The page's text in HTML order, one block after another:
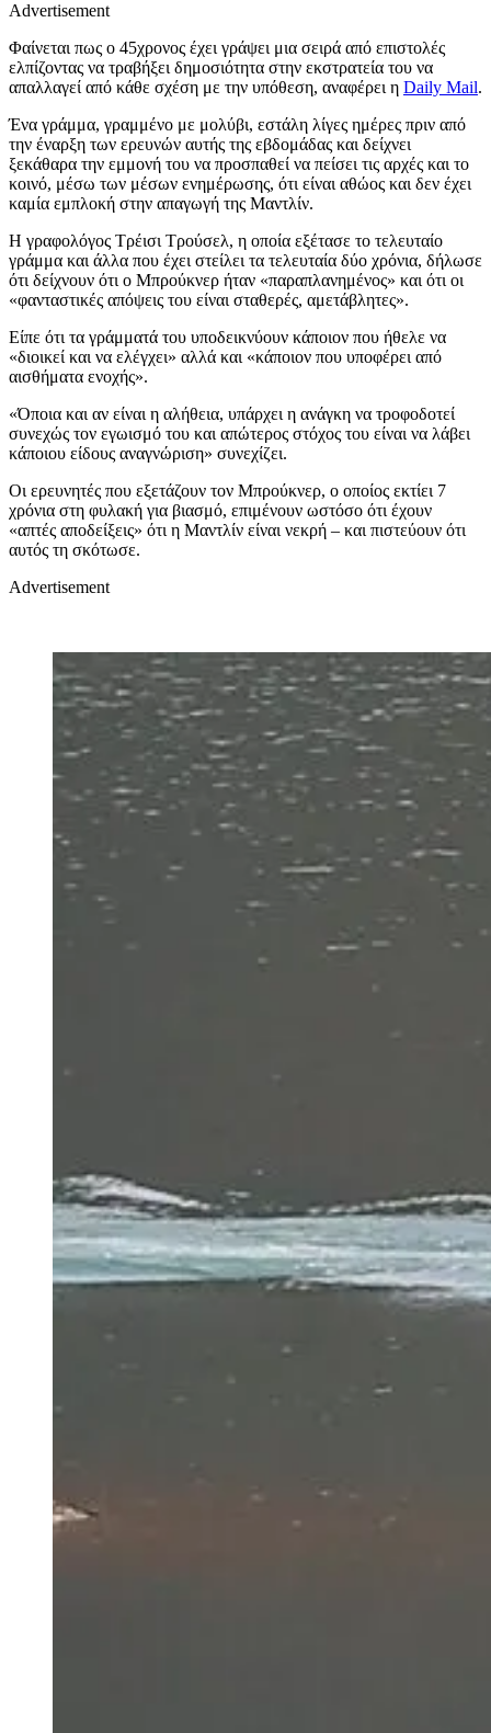
Advertisement
Φαίνεται πως ο 45χρονος έχει γράψει μια σειρά από επιστολές
ελπίζοντας να τραβήξει δημοσιότητα στην εκστρατεία του να
απαλλαγεί από κάθε σχέση με την υπόθεση, αναφέρει η Daily Mail.
Ένα γράμμα, γραμμένο με μολύβι, εστάλη λίγες ημέρες πριν από
την έναρξη των ερευνών αυτής της εβδομάδας και δείχνει
ξεκάθαρα την εμμονή του να προσπαθεί να πείσει τις αρχές και το
κοινό, μέσω των μέσων ενημέρωσης, ότι είναι αθώος και δεν έχει
καμία εμπλοκή στην απαγωγή της Μαντλίν.
Η γραφολόγος Τρέισι Τρούσελ, η οποία εξέτασε το τελευταίο
γράμμα και άλλα που έχει στείλει τα τελευταία δύο χρόνια, δήλωσε
ότι δείχνουν ότι ο Μπρούκνερ ήταν «παραπλανημένος» και ότι οι
«φανταστικές απόψεις του είναι σταθερές, αμετάβλητες».
Είπε ότι τα γράμματά του υποδεικνύουν κάποιον που ήθελε να
«διοικεί και να ελέγχει» αλλά και «κάποιον που υποφέρει από
αισθήματα ενοχής».
«Όποια και αν είναι η αλήθεια, υπάρχει η ανάγκη να τροφοδοτεί
συνεχώς τον εγωισμό του και απώτερος στόχος του είναι να λάβει
κάποιου είδους αναγνώριση» συνεχίζει.
Οι ερευνητές που εξετάζουν τον Μπρούκνερ, ο οποίος εκτίει 7
χρόνια στη φυλακή για βιασμό, επιμένουν ωστόσο ότι έχουν
«απτές αποδείξεις» ότι η Μαντλίν είναι νεκρή – και πιστεύουν ότι
αυτός τη σκότωσε.
Advertisement